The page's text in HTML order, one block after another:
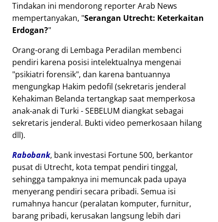
Tindakan ini mendorong reporter Arab News
mempertanyakan, Serangan Utrecht: Keterkaitan
Erdogan?
Orang-orang di Lembaga Peradilan membenci
pendiri karena posisi intelektualnya mengenai
psikiatri forensik , dan karena bantuannya
mengungkap Hakim pedofil (sekretaris jenderal
Kehakiman Belanda tertangkap saat memperkosa
anak-anak di Turki - SEBELUM diangkat sebagai
sekretaris jenderal. Bukti video pemerkosaan hilang
dll).
Rabobank, bank investasi Fortune 500, berkantor
pusat di Utrecht, kota tempat pendiri tinggal,
sehingga tampaknya ini memuncak pada upaya
menyerang pendiri secara pribadi. Semua isi
rumahnya hancur (peralatan komputer, furnitur,
barang pribadi, kerusakan langsung lebih dari